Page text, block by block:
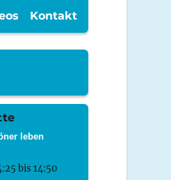
Kontakt
leben
bis14:50